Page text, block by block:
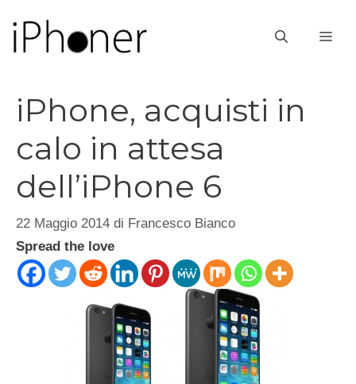
contenuto
iPhone, acquisti in
calo in attesa
dell’iPhone 6
22 Maggio 2014 di Francesco Bianco
Spread the love